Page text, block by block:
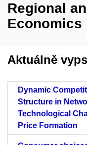
Regional
Economics
Aktuálně
Dynamic
Structure in
Technological
Price Formation